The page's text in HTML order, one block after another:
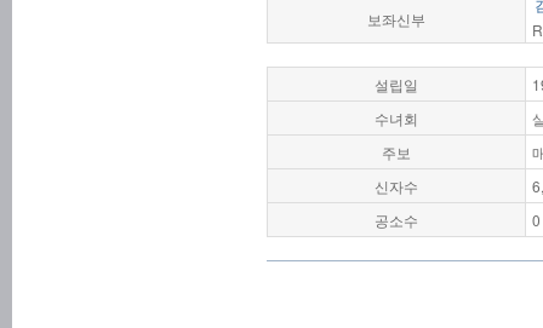
보좌신부
설립일
수녀회
주보
신자수
공소수
0